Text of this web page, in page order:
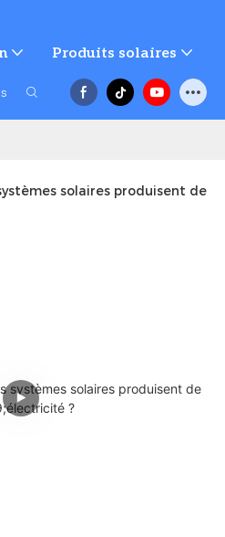
Produits solaires
solaires produisent de